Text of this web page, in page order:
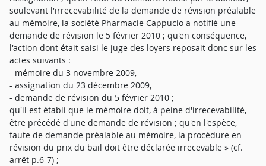
soulevant l'irrecevabilité de la demande de révision préalable
au mémoire, la société Pharmacie Cappucio a notifié une
demande de révision le 5 février 2010 ; qu'en conséquence,
l'action dont était saisi le juge des loyers reposait donc sur les
actes suivants :
- mémoire du 3 novembre 2009,
- assignation du 23 décembre 2009,
- demande de révision du 5 février 2010 ;
qu'il est établi que le mémoire doit, à peine d'irrecevabilité,
être précédé d'une demande de révision ; qu'en l'espèce,
faute de demande préalable au mémoire, la procédure en
révision du prix du bail doit être déclarée irrecevable » (cf.
arrêt p.6-7) ;